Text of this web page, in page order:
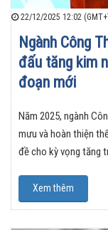
22/12/2025 12:02
Ngành Công
đấu tăng kim
đoạn mới
Năm 2025, ngành
mưu và hoàn thiện
đề cho kỳ vọng tăng
Xem thêm